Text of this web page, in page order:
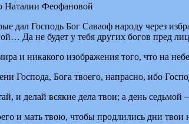
Наталии Феофановой
дал Господь Бог Саваоф народу через
Да не будет у тебя других богов пред
и никакого изображения того, что на
Господа, Бога твоего, напрасно, ибо
и делай всякие дела твои; а день седьмой
и мать твою, чтобы продлились дни твои